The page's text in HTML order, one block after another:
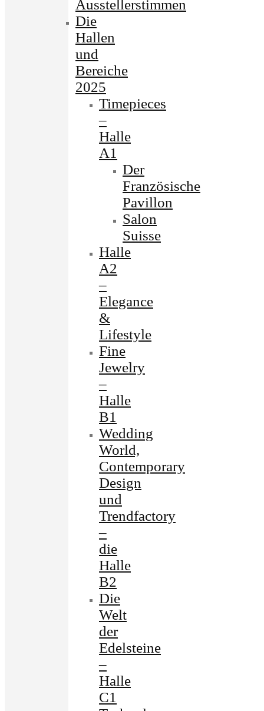
Ausstellerstimmen
Die
Hallen
und
Bereiche
2025
Timepieces
–
Halle
A1
Der
Französische
Pavillon
Salon
Suisse
Halle
A2
–
Elegance
&
Lifestyle
Fine
Jewelry
–
Halle
B1
Wedding
World,
Contemporary
Design
und
Trendfactory
–
die
Halle
B2
Die
Welt
der
Edelsteine
–
Halle
C1